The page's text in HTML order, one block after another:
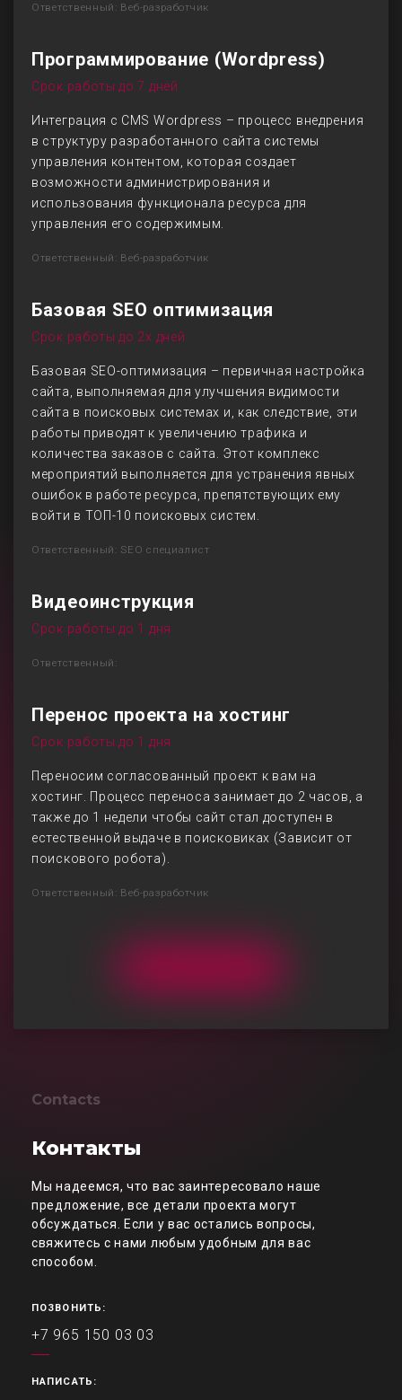
Ответственный: Веб-разработчик
Программирование (Wordpress)
Срок работы до 7 дней
Интеграция с CMS Wordpress – процесс внедрения
в структуру разработанного сайта системы
управления контентом, которая создает
возможности администрирования и
использования функционала ресурса для
управления его содержимым.
Ответственный: Веб-разработчик
Базовая SEO оптимизация
Срок работы до 2х дней
Базовая SEO-оптимизация – первичная настройка
сайта, выполняемая для улучшения видимости
сайта в поисковых системах и, как следствие, эти
работы приводят к увеличению трафика и
количества заказов с сайта. Этот комплекс
мероприятий выполняется для устранения явных
ошибок в работе ресурса, препятствующих ему
войти в ТОП-10 поисковых систем.
Ответственный: SEO специалист
Видеоинструкция
Срок работы до 1 дня
Ответственный:
Перенос проекта на хостинг
Срок работы до 1 дня
Переносим согласованный проект к вам на
хостинг. Процесс переноса занимает до 2 часов, а
также до 1 недели чтобы сайт стал доступен в
естественной выдаче в поисковиках (Зависит от
поискового робота).
Ответственный: Веб-разработчик
Contacts
Контакты
Мы надеемся, что вас заинтересовало наше
предложение, все детали проекта могут
обсуждаться. Если у вас остались вопросы,
свяжитесь с нами любым удобным для вас
способом.
ПОЗВОНИТЬ:
+7 965 150 03 03
НАПИСАТЬ: